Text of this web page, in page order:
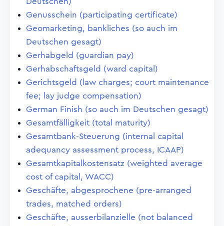
Genusschein (participating certificate)
Geomarketing, bankliches (so auch im
Deutschen gesagt)
Gerhabgeld (guardian pay)
Gerhabschaftsgeld (ward capital)
Gerichtsgeld (law charges; court maintenance
fee; lay judge compensation)
German Finish (so auch im Deutschen gesagt)
Gesamtfälligkeit (total maturity)
Gesamtbank-Steuerung (internal capital
adequancy assessment process, ICAAP)
Gesamtkapitalkostensatz (weighted average
cost of capital, WACC)
Geschäfte, abgesprochene (pre-arranged
trades, matched orders)
Geschäfte, ausserbilanzielle (not balanced